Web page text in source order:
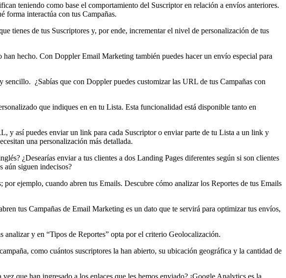
teniendo como base el comportamiento del Suscriptor en relación a envíos anteriores.
forma interactúa con tus Campañas.
tienes de tus Suscriptores y, por ende, incrementar el nivel de personalización de tus
hecho. Con Doppler Email Marketing también puedes hacer un envío especial para
¿Sabías que con Doppler puedes customizar las URL de tus Campañas con
que indiques en en tu Lista. Esta funcionalidad está disponible tanto en
y así puedes enviar un link para cada Suscriptor o enviar parte de tu Lista a un link y
una personalización más detallada.
¿Desearías enviar a tus clientes a dos Landing Pages diferentes según si son clientes
aún siguen indecisos?
ejemplo, cuando abren tus Emails. Descubre cómo analizar los Reportes de tus Emails
tus Campañas de Email Marketing es un dato que te servirá para optimizar tus envíos,
analizar y en “Tipos de Reportes” opta por el criterio Geolocalización.
como cuántos suscriptores la han abierto, su ubicación geográfica y la cantidad de
que han ingresado a los enlaces que les hemos enviado? ¡Google Analytics es la